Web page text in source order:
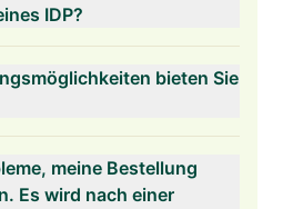
IDP?
bieten Sie
meine Bestellung
Es wird nach einer